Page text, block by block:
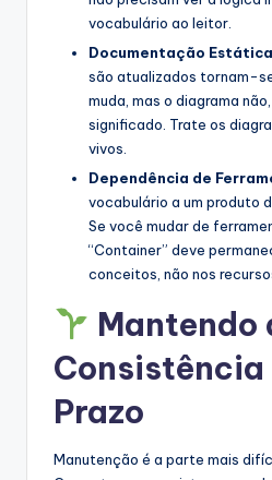
vocabulário ao leitor.
Documentação
são atualizados tornam-
muda, mas o diagrama
significado. Trate os
vivos.
Dependência de
vocabulário a um produto
Se você mudar de
“Container” deve
conceitos, não nos
Mantendo
Consistência
Prazo
Manutenção é a parte mais